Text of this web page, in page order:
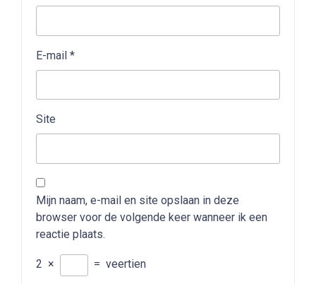
E-mail *
Site
Mijn naam, e-mail en site opslaan in deze
browser voor de volgende keer wanneer ik een
reactie plaats.
2 × = veertien